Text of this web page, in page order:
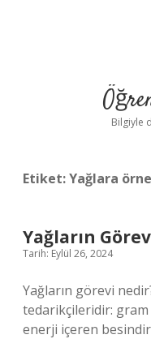
Bilgiyle
Etiket:Yağlara
Yağların
Tarih: Eylül 26, 2024
Yağların görevi
tedarikçileridir: gram
enerji içeren